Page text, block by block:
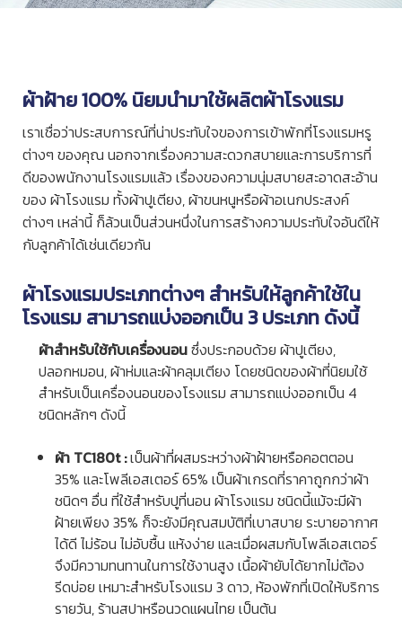
ผ้าฝ้าย 100% นิยมนำมาใช้ผลิตผ้าโรงแรม
เราเชื่อว่าประสบการณ์ที่น่าประทับใจของการเข้าพักที่โรงแรมหรู
ต่างๆ ของคุณ นอกจากเรื่องความสะดวกสบายและการบริการที่
ดีของพนักงานโรงแรมแล้ว เรื่องของความนุ่มสบายสะอาดสะอ้าน
ของ ผ้าโรงแรม ทั้งผ้าปูเตียง, ผ้าขนหนูหรือผ้าอเนกประสงค์
ต่างๆ เหล่านี้ ก็ล้วนเป็นส่วนหนึ่งในการสร้างความประทับใจอันดีให้
กับลูกค้าได้เช่นเดียวกัน
ผ้าโรงแรมประเภทต่างๆ สำหรับให้ลูกค้าใช้ใน
โรงแรม สามารถแบ่งออกเป็น 3 ประเภท ดังนี้
ผ้าสำหรับใช้กับเครื่องนอนซึ่งประกอบด้วย ผ้าปูเตียง,
ปลอกหมอน, ผ้าห่มและผ้าคลุมเตียง โดยชนิดของผ้าที่นิยมใช้
สำหรับเป็นเครื่องนอนของโรงแรม สามารถแบ่งออกเป็น 4
ชนิดหลักๆ ดังนี้
ผ้า TC180t :เป็นผ้าที่ผสมระหว่างผ้าฝ้ายหรือคอตตอน
35% และโพลีเอสเตอร์ 65% เป็นผ้าเกรดที่ราคาถูกกว่าผ้า
ชนิดๆ อื่น ที่ใช้สำหรับปูที่นอน ผ้าโรงแรม ชนิดนี้แม้จะมีผ้า
ฝ้ายเพียง 35% ก็จะยังมีคุณสมบัติที่เบาสบาย ระบายอากาศ
ได้ดี ไม่ร้อน ไม่อับชื้น แห้งง่าย และเมื่อผสมกับโพลีเอสเตอร์
จึงมีความทนทานในการใช้งานสูง เนื้อผ้ายับได้ยากไม่ต้อง
รีดบ่อย เหมาะสำหรับโรงแรม 3 ดาว, ห้องพักที่เปิดให้บริการ
รายวัน, ร้านสปาหรือนวดแผนไทย เป็นต้น